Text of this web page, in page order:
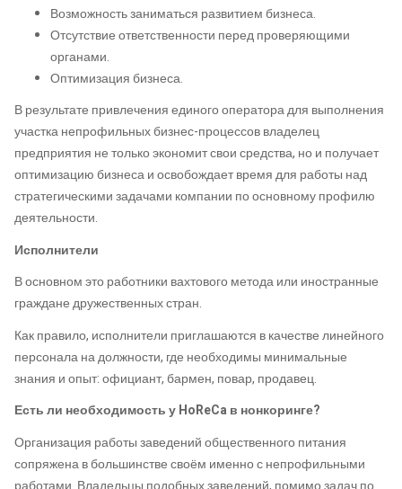
Возможность заниматься развитием бизнеса.
Отсутствие ответственности перед проверяющими
органами.
Оптимизация бизнеса.
В результате привлечения единого оператора для выполнения
участка непрофильных бизнес-процессов владелец
предприятия не только экономит свои средства, но и получает
оптимизацию бизнеса и освобождает время для работы над
стратегическими задачами компании по основному профилю
деятельности.
Исполнители
В основном это работники вахтового метода или иностранные
граждане дружественных стран.
Как правило, исполнители приглашаются в качестве линейного
персонала на должности, где необходимы минимальные
знания и опыт: официант, бармен, повар, продавец.
Есть ли необходимость у HoReCa в нонкоринге?
Организация работы заведений общественного питания
сопряжена в большинстве своём именно с непрофильными